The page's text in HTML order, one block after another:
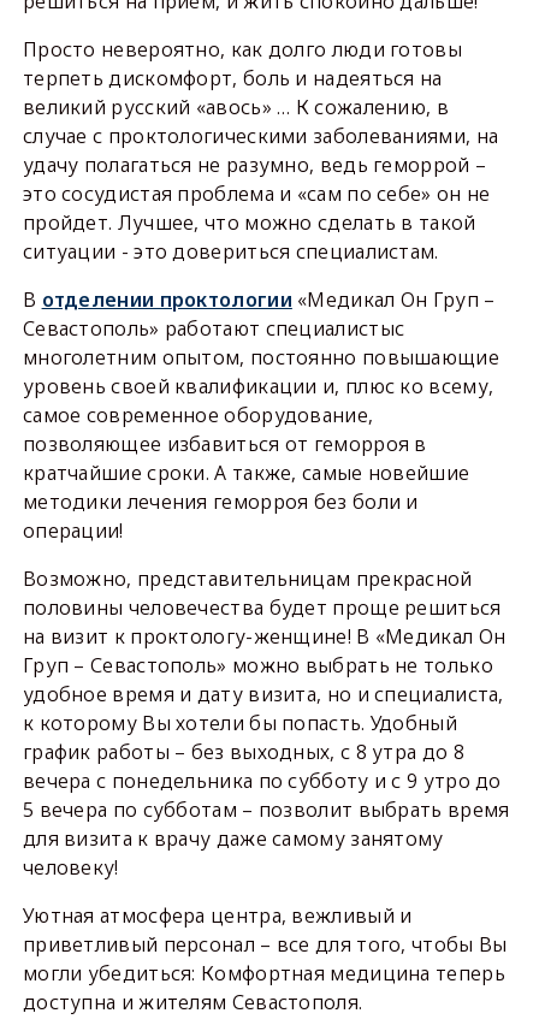
Просто невероятно, как долго люди готовы
терпеть дискомфорт, боль и надеяться на
великий русский «авось» … К сожалению, в
случае с проктологическими заболеваниями, на
удачу полагаться не разумно, ведь геморрой –
это сосудистая проблема и «сам по себе» он не
пройдет. Лучшее, что можно сделать в такой
ситуации - это довериться специалистам.
В отделении проктологии «Медикал Он Груп –
Севастополь» работают специалистыс
многолетним опытом, постоянно повышающие
уровень своей квалификации и, плюс ко всему,
самое современное оборудование,
позволяющее избавиться от геморроя в
кратчайшие сроки. А также, самые новейшие
методики лечения геморроя без боли и
операции!
Возможно, представительницам прекрасной
половины человечества будет проще решиться
на визит к проктологу-женщине! В «Медикал Он
Груп – Севастополь» можно выбрать не только
удобное время и дату визита, но и специалиста,
к которому Вы хотели бы попасть. Удобный
график работы – без выходных, с 8 утра до 8
вечера с понедельника по субботу и с 9 утро до
5 вечера по субботам – позволит выбрать время
для визита к врачу даже самому занятому
человеку!
Уютная атмосфера центра, вежливый и
приветливый персонал – все для того, чтобы Вы
могли убедиться: Комфортная медицина теперь
доступна и жителям Севастополя.